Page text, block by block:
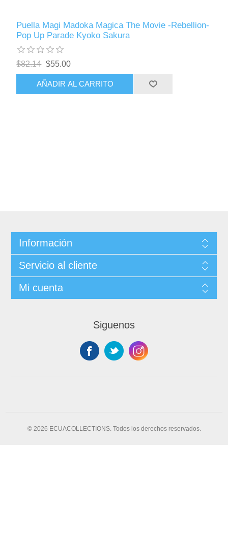
Puella Magi Madoka Magica The Movie -Rebellion-
Pop Up Parade Kyoko Sakura
$82.14 $55.00
AÑADIR AL CARRITO
Información
Servicio al cliente
Mi cuenta
Siguenos
© 2026 ECUACOLLECTIONS. Todos los derechos reservados.